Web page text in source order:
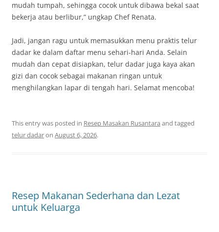
mudah tumpah, sehingga cocok untuk dibawa bekal saat
bekerja atau berlibur,” ungkap Chef Renata.
Jadi, jangan ragu untuk memasukkan menu praktis telur
dadar ke dalam daftar menu sehari-hari Anda. Selain
mudah dan cepat disiapkan, telur dadar juga kaya akan
gizi dan cocok sebagai makanan ringan untuk
menghilangkan lapar di tengah hari. Selamat mencoba!
This entry was posted in Resep Masakan Rusantara and tagged
telur dadaron August 6, 2026.
Resep Makanan Sederhana dan Lezat
untuk Keluarga